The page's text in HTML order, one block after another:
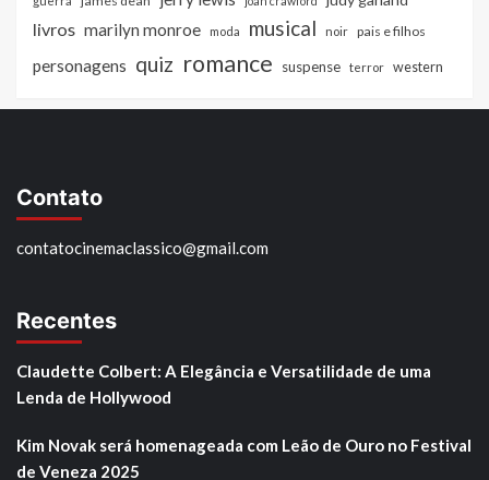
livros marilyn monroe moda musical noir pais e filhos
personagens quiz romance suspense terror western
Contato
contatocinemaclassico@gmail.com
Recentes
Claudette Colbert: A Elegância e Versatilidade de uma
Lenda de Hollywood
Kim Novak será homenageada com Leão de Ouro no Festival
de Veneza 2025